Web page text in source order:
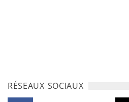
RÉSEAUX SOCIAUX